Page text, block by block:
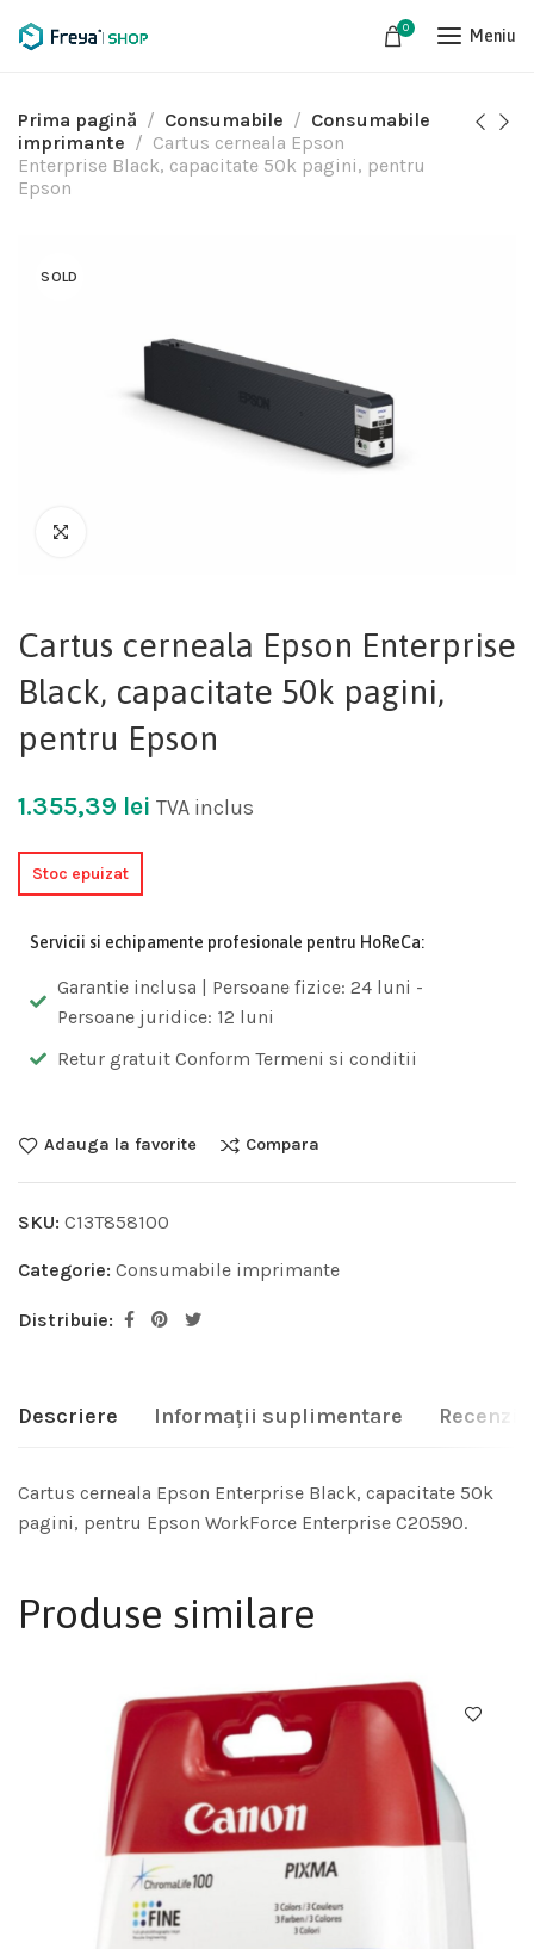
0 Meniu
Prima pagină Consumabile
Consumabile
imprimante
Cartus cerneala Epson
Enterprise Black, capacitate 50k pagini, pentru
Epson
SOLD
Cartus cerneala Epson Enterprise
Black, capacitate 50k pagini,
pentru Epson
1.355,39 lei TVA inclus
Stoc epuizat
Servicii si echipamente profesionale pentru HoReCa:
Garantie inclusa | Persoane fizice: 24 luni -
Persoane juridice: 12 luni
Retur gratuit Conform Termeni si conditii
Adauga la favorite Compara
SKU: C13T858100
Categorie: Consumabile imprimante
Distribuie:
Descriere Informații suplimentare Recenzii
Cartus cerneala Epson Enterprise Black, capacitate 50k
pagini, pentru Epson WorkForce Enterprise C20590.
Produse similare